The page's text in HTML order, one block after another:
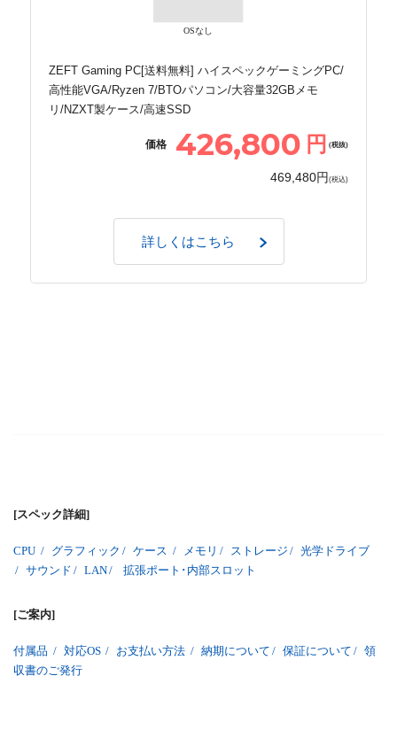
OSなし
ZEFT Gaming PC[送料無料] ハイスペックゲーミングPC/
高性能VGA/Ryzen 7/BTOパソコン/大容量32GBメモ
リ/NZXT製ケース/高速SSD
価格 426,800 円 (税抜)
469,480円 (税込)
詳しくはこちら
[スペック詳細]
CPU / グラフィック / ケース / メモリ / ストレージ / 光学ドライブ
/ サウンド / LAN/ 拡張ポート･内部スロット
[ご案内]
付属品 / 対応OS / お支払い方法 / 納期について / 保証について / 領
収書のご発行